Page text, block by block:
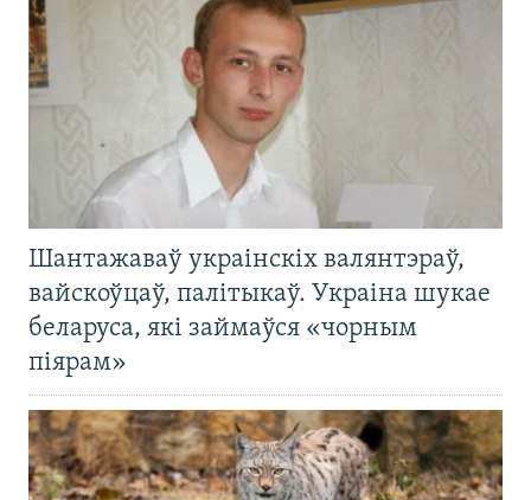
Шантажаваў украінскіх валянтэраў,
вайскоўцаў, палітыкаў. Украіна шукае
беларуса, які займаўся «чорным
піярам»